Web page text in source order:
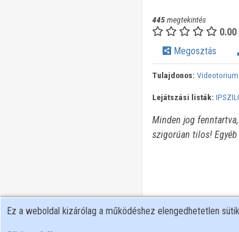
445megtekintés
0.00
Megosztás
Tulajdonos:
Lejátszási listák:
Minden jog
szigorúan tilos!
Ez a weboldal kizárólag a működéshez elengedhetetlen